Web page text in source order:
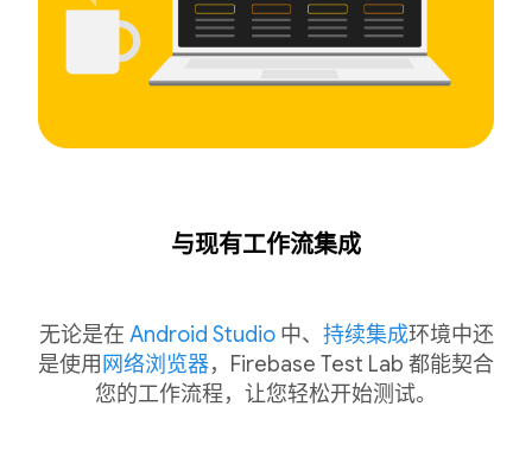
与现有工作流集成
无论是在 Android Studio中、 持续集成环境中还
是使用 网络浏览器，Firebase Test Lab 都能契合
您的工作流程，让您轻松开始测试。